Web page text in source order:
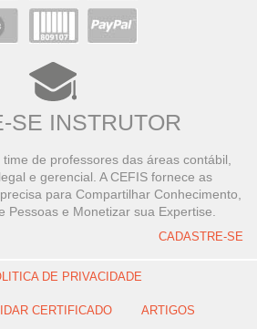
SE INSTRUTOR
de professores das áreas contábil,
e gerencial. A CEFIS fornece as
para Compartilhar Conhecimento,
Pessoas e Monetizar sua Expertise.
CADASTRE-SE
DE PRIVACIDADE
CERTIFICADO ARTIGOS